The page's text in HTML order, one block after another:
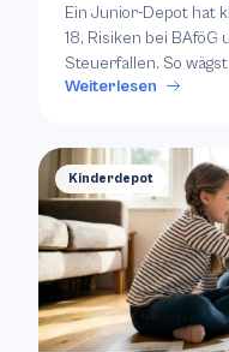
Ein Junior-Depot hat
18, Risiken bei
Steuerfallen. So
Weiterlesen
Kinderdepot